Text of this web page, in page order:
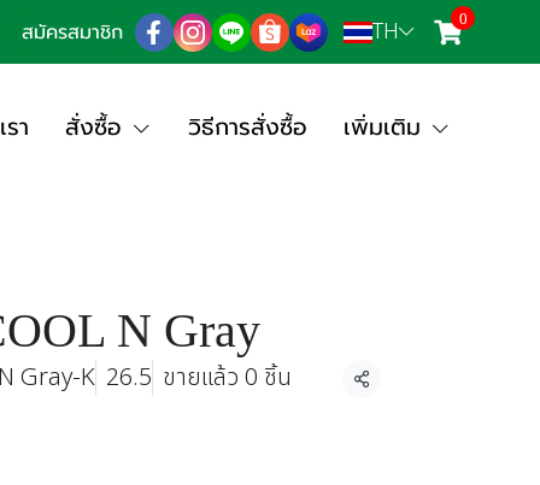
สมัครสมาชิก TH 0
า สั่งซื้อ วิธีการสั่งซื้อ เพิ่มเติม
N Gray
Gray-K 26.5 ขายแล้ว 0 ชิ้น
แชร์